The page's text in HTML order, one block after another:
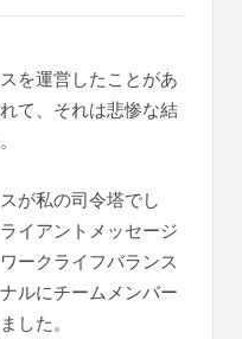
を運営したことがあ
て、それは悲惨な結
が私の司令塔でし
イアントメッセージ
ークライフバランス
ルにチームメンバー
した。